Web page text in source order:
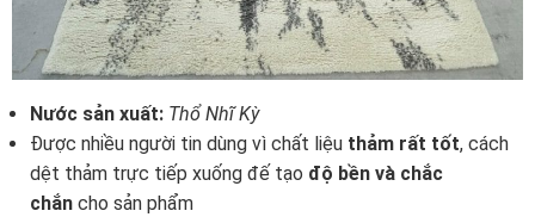
Nước sản xuất: Thổ Nhĩ Kỳ
Được nhiều người tin dùng vì chất liệu thảm rất tốt, cách
dệt thảm trực tiếp xuống đế tạo độ bền và chắc
chắn cho sản phẩm